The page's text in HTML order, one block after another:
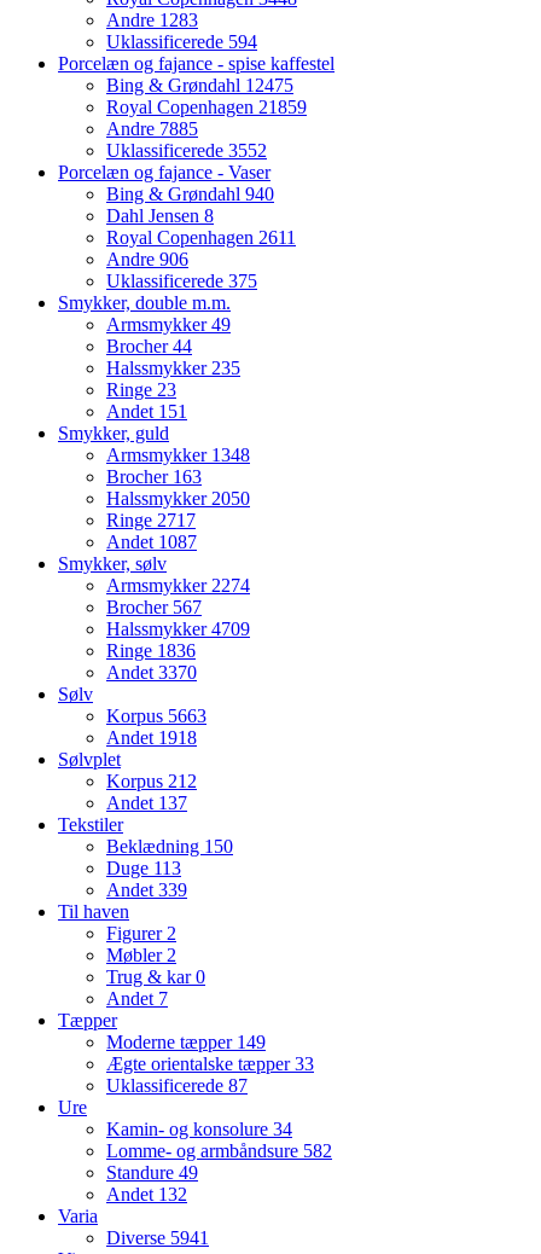
Andre 1283
Uklassificerede 594
Porcelæn og fajance - spise kaffestel
Bing & Grøndahl 12475
Royal Copenhagen 21859
Andre 7885
Uklassificerede 3552
Porcelæn og fajance - Vaser
Bing & Grøndahl 940
Dahl Jensen 8
Royal Copenhagen 2611
Andre 906
Uklassificerede 375
Smykker, double m.m.
Armsmykker49
Brocher44
Halssmykker235
Ringe 23
Andet 151
Smykker, guld
Armsmykker 1348
Brocher 163
Halssmykker2050
Ringe 2717
Andet 1087
Smykker, sølv
Armsmykker2274
Brocher 567
Halssmykker4709
Ringe 1836
Andet3370
Sølv
Korpus 5663
Andet 1918
Sølvplet
Korpus 212
Andet 137
Tekstiler
Beklædning 150
Duge 113
Andet339
Til haven
Figurer2
Møbler2
Trug & kar0
Andet 7
Tæpper
Moderne tæpper 149
Ægte orientalske tæpper33
Uklassificerede 87
Ure
Kamin- og konsolure 34
Lomme- og armbåndsure 582
Standure 49
Andet 132
Varia
Diverse 5941